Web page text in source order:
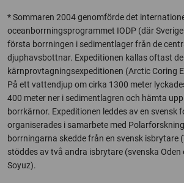
* Sommaren 2004 genomförde det
oceanborrningsprogrammet IODP (där
första borrningen i sedimentlager från de
djuphavsbottnar. Expeditionen kallas oftast
kärnprovtagningsexpeditionen (Arctic Coring
På ett vattendjup om cirka 1300 meter
400 meter ner i sedimentlagren och hämta
borrkärnor. Expeditionen leddes av en svensk
organiserades i samarbete med
borrningarna skedde från en svensk isbrytare
stöddes av två andra isbrytare (svenska Oden
Soyuz).